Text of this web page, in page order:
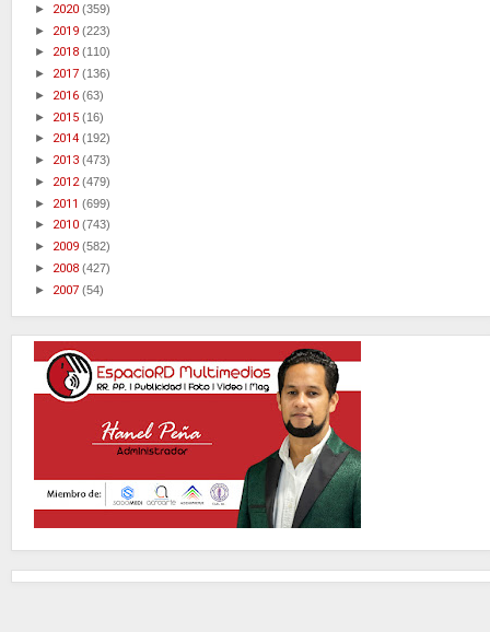
► 2020 (359)
► 2019 (223)
► 2018 (110)
► 2017 (136)
► 2016 (63)
► 2015 (16)
► 2014 (192)
► 2013 (473)
► 2012(479)
► 2011 (699)
► 2010 (743)
► 2009 (582)
► 2008 (427)
► 2007 (54)